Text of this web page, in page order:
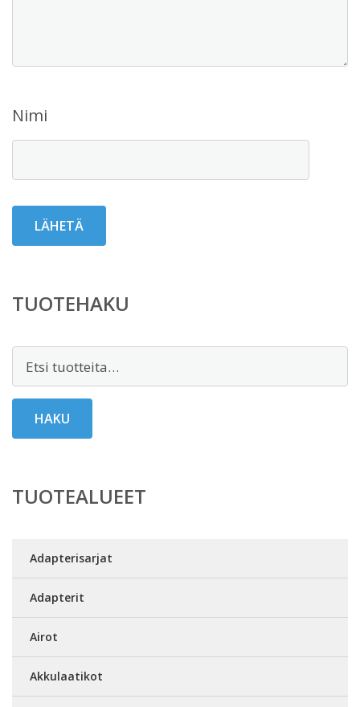
Nimi
TUOTEHAKU
HAKU
TUOTEALUEET
Adapterisarjat
Adapterit
Airot
Akkulaatikot